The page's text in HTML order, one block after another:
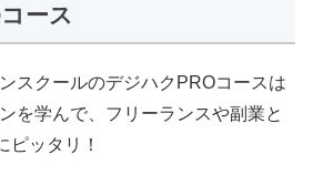
ース
スクールのデジハクPROコースは
を学んで、フリーランスや副業と
ピッタリ！